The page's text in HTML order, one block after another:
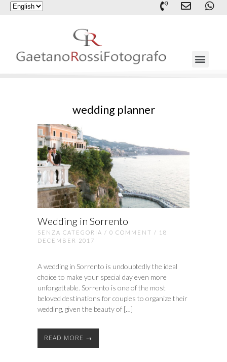
wedding planner
Wedding in Sorrento
SENZA CATEGORIA / 0 COMMENT / 18
DECEMBER 2017
A wedding in Sorrento is undoubtedly the ideal
choice to make your special day even more
unforgettable. Sorrento is one of the most
beloved destinations for couples to organize their
wedding, given the beauty of […]
READ MORE →